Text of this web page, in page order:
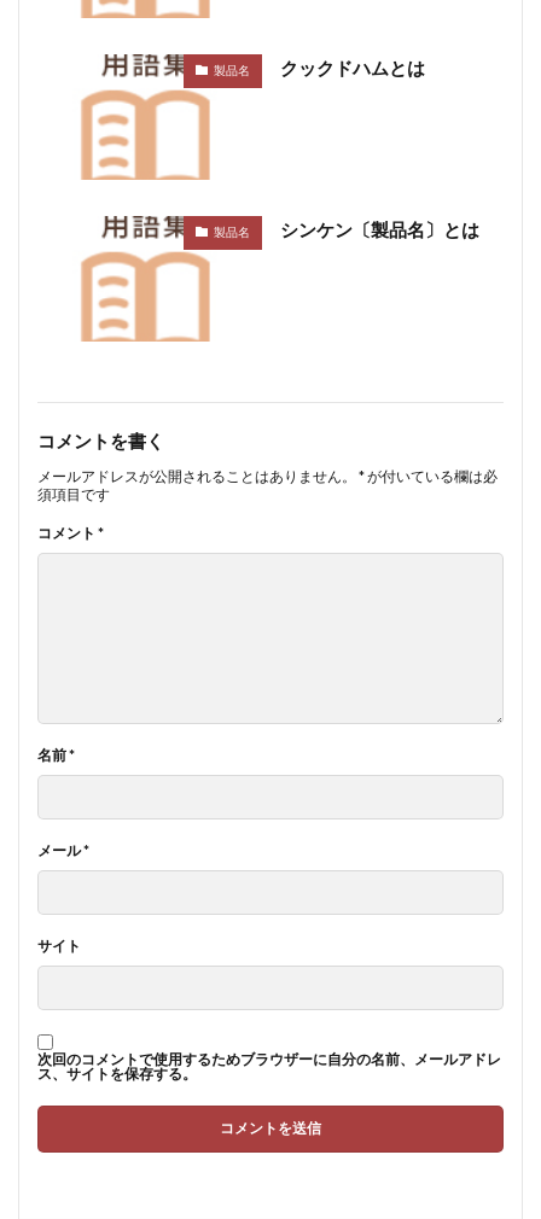
製品名 クックドハムとは
製品名 シンケン〔製品名〕とは
コメントを書く
メールアドレスが公開されることはありません。 *が付いている欄は必
須項目です
コメント *
名前*
メール*
サイト
次回のコメントで使用するためブラウザーに自分の名前、メールアドレ
ス、サイトを保存する。